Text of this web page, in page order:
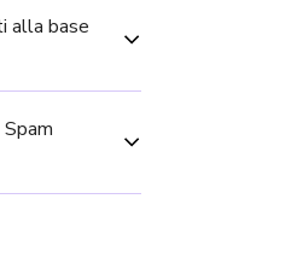
alla base